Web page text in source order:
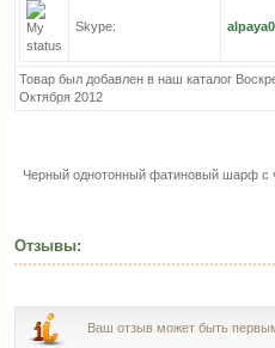
Skype:
Товар был добавлен в наш каталог
Октября 2012
Черный однотонный фатиновый шарф с
Отзывы:
Ваш отзыв может быть